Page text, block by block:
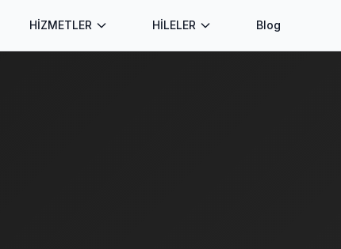
HİZMETLER HİLELER Blog